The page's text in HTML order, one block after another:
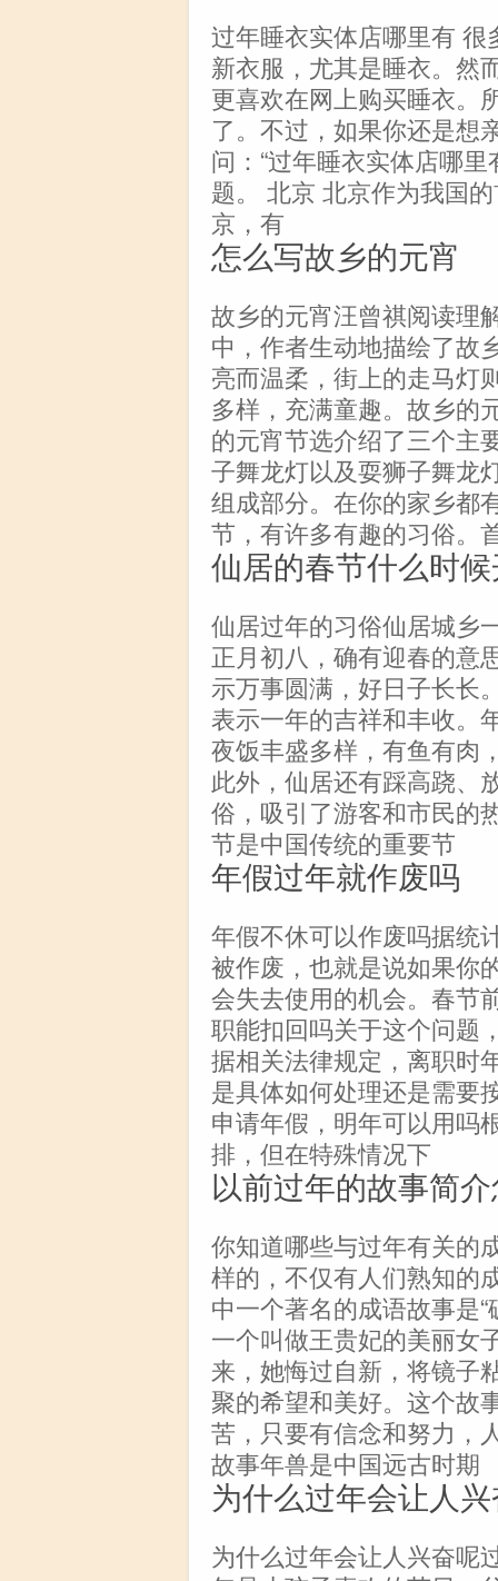
过年睡衣实体店哪里有
新衣服，尤其是睡衣。然
更喜欢在网上购买睡衣。
了。不过，如果你还是想
问：“过年睡衣实体店哪
题。 北京 北京作为我国
京，有
怎么写故乡的元宵
故乡的元宵汪曾祺阅读理
中，作者生动地描绘了故
亮而温柔，街上的走马灯
多样，充满童趣。故乡的
的元宵节选介绍了三个主
子舞龙灯以及耍狮子舞龙
组成部分。在你的家乡都
节，有许多有趣的习俗。
仙居的春节什么时
仙居过年的习俗仙居城乡
正月初八，确有迎春的意
示万事圆满，好日子长长
表示一年的吉祥和丰收。
夜饭丰盛多样，有鱼有肉
此外，仙居还有踩高跷、
俗，吸引了游客和市民的
节是中国传统的重要节
年假过年就作废吗
年假不休可以作废吗据统
被作废，也就是说如果你
会失去使用的机会。春节
职能扣回吗关于这个问题
据相关法律规定，离职时
是具体如何处理还是需要
申请年假，明年可以用吗
排，但在特殊情况下
以前过年的故事简
你知道哪些与过年有关的
样的，不仅有人们熟知的
中一个著名的成语故事是
一个叫做王贵妃的美丽女
来，她悔过自新，将镜子
聚的希望和美好。这个故
苦，只要有信念和努力，
故事年兽是中国远古时期
为什么过年会让人
为什么过年会让人兴奋呢